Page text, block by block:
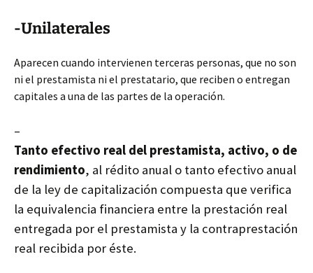
-Unilaterales
Aparecen cuando intervienen terceras personas, que no son
ni el prestamista ni el prestatario, que reciben o entregan
capitales a una de las partes de la operación.
–
Tanto efectivo real del prestamista, activo, o de
rendimiento, al rédito anual o tanto efectivo anual
de la ley de capitalización compuesta que verifica
la equivalencia financiera entre la prestación real
entregada por el prestamista y la contraprestación
real recibida por éste.